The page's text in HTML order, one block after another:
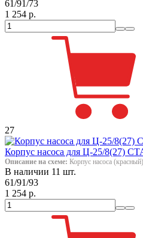
61/91/73
1 254 р.
27
Корпус насоса для Ц-25/8(27)
Описание на схеме: Корпус насоса
В наличии 11 шт.
61/91/93
1 254 р.